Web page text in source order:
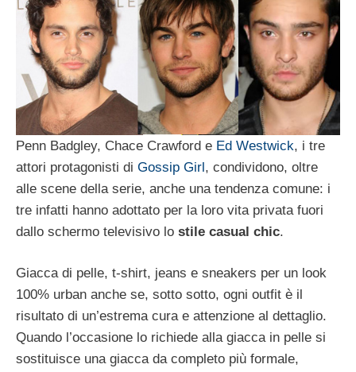
Penn Badgley, Chace Crawford e Ed Westwick, i tre
attori protagonisti di Gossip Girl, condividono, oltre
alle scene della serie, anche una tendenza comune: i
tre infatti hanno adottato per la loro vita privata fuori
dallo schermo televisivo lo stile casual chic.
Giacca di pelle, t-shirt, jeans e sneakers per un look
100% urban anche se, sotto sotto, ogni outfit è il
risultato di un’estrema cura e attenzione al dettaglio.
Quando l’occasione lo richiede alla giacca in pelle si
sostituisce una giacca da completo più formale,